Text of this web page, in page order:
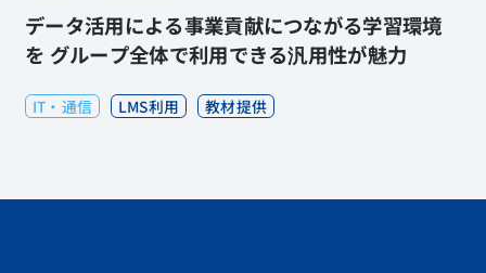
データ活用による事業貢献につながる学習環境
を グループ全体で利用できる汎用性が魅力
IT・通信 LMS利用 教材提供